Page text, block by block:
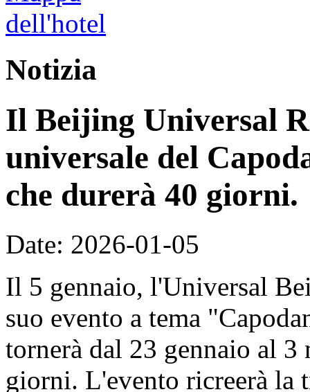
Notizia
Il Beijing Universal
universale del
che durerà 40 giorni.
Date: 2026-01-05
Il 5 gennaio, l'Universal
suo evento a tema
tornerà dal 23 gennaio al 3
giorni. L'evento ricreerà la